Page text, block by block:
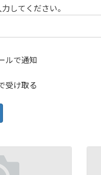
してください。
ルで通知
受け取る